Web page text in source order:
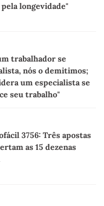
longevidade"
trabalhador se
nós o demitimos;
um especialista se
seu trabalho"
3756: Três apostas
as 15 dezenas